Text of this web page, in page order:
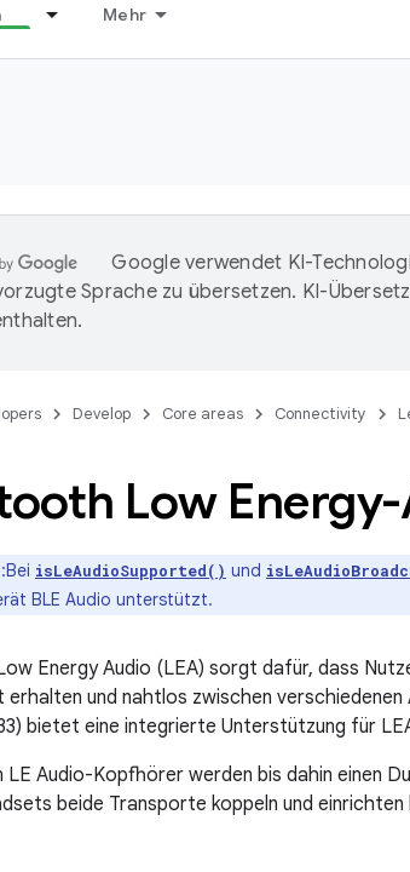
Mehr
Google verwendet KI-
Sprache zu übersetzen. KI-
Develop Core areas Connectivity
Low
:Bei isLeAudioSupported() und
BLE Audio unterstützt.
Energy Audio (LEA) sorgt dafür, dass
erhalten und nahtlos zwischen verschiedenen
bietet eine integrierte Unterstützung für
LE Audio-Kopfhörer werden bis dahin einen
beide Transporte koppeln und einrichten